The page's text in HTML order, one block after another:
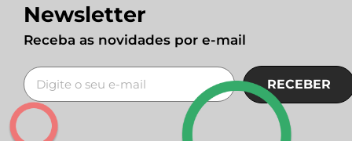
Newsletter
Receba as novidades por e-mail
RECEBER